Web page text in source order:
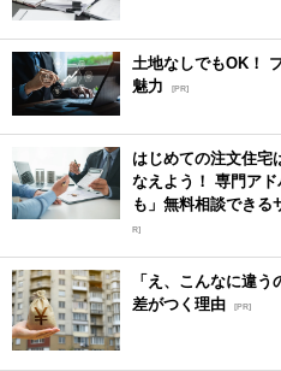
土地なしでもOK！
魅力
[PR]
はじめての注文住宅
なえよう！ 専門ア
も」無料相談できる
R]
「え、こんなに違
差がつく理由 [PR]